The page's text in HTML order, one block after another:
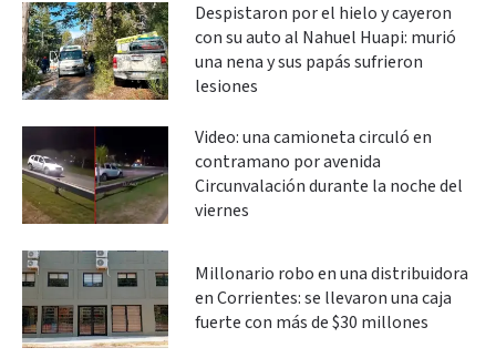
Despistaron por el hielo y cayeron
con su auto al Nahuel Huapi: murió
una nena y sus papás sufrieron
lesiones
Video: una camioneta circuló en
contramano por avenida
Circunvalación durante la noche del
viernes
Millonario robo en una distribuidora
en Corrientes: se llevaron una caja
fuerte con más de $30 millones